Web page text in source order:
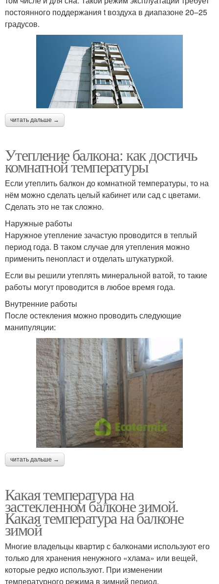
постоянного поддержания t воздуха в диапазоне 20–25
градусов.
читать дальше →
Утепление балкона: как достичь
комнатной температуры
Если утеплить балкон до комнатной температуры, то на
нём можно сделать целый кабинет или сад с цветами.
Сделать это не так сложно.
Наружные работы
Наружное утепление зачастую проводится в теплый
период года. В таком случае для утепления можно
применить пенопласт и отделать штукатуркой.
Если вы решили утеплять минеральной ватой, то такие
работы могут проводится в любое время года.
Внутренние работы
После остекления можно проводить следующие
манипуляции:
читать дальше →
Какая температура на
застекленном балконе зимой.
Какая температура на балконе
зимой
Многие владельцы квартир с балконами используют его
только для хранения ненужного «хлама» или вещей,
которые редко используют. При изменении
температурного режима в зимний период,